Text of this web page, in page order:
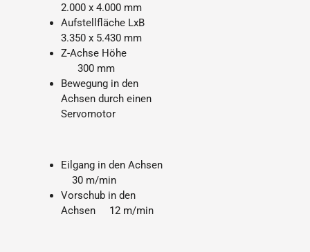
2.000 x 4.000 mm
Aufstellfläche LxB
3.350 x 5.430 mm
Z-Achse Höhe
300 mm
Bewegung in den
Achsen durch einen
Servomotor
Eilgang in den Achsen
30 m/min
Vorschub in den
Achsen 12 m/min